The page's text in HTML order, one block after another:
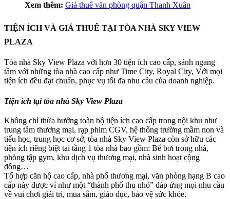
Xem thêm: Giá thuê văn phòng quận Thanh Xuân
TIỆN ÍCH VÀ GIÁ THUÊ TẠI TÒA NHÀ SKY VIEW
PLAZA
Tòa nhà Sky View Plaza với hơn 30 tiện ích cao cấp, sánh ngang
tầm với những tòa nhà cao cấp như Time City, Royal City, Với mọi
tiện ích đều đạt chuẩn, phục vụ tối đa nhu cầu của doanh nghiệp.
Tiện ích tại tòa nhà Sky View Plaza
Không chỉ thừa hưởng toàn bộ tiện ích cao cấp trong nội khu như
trung tâm thương mại, rạp phim CGV, hệ thống trường mầm non và
tiểu học, trung học cơ sở, tòa nhà Sky View Plaza còn sở hữu các
tiện ích riêng biệt tại tầng 1 tòa nhà bao gồm: Bể bơi trong nhà,
phòng tập gym, khu dịch vụ thương mại, nhà sinh hoạt cộng
đồng…
Tổ hợp căn hộ cao cấp, nhà phố thương mại, văn phòng hạng B cao
cấp này được ví như một “thành phố thu nhỏ” đáp ứng mọi nhu cầu
về vui chơi giải trí, mua sắm, giáo dục, bảo vệ sức khỏe.